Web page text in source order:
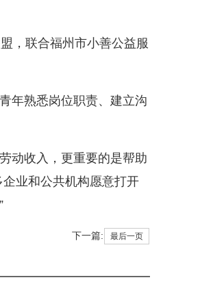
，联合福州市小善公益服
年熟悉岗位职责、建立沟
动收入，更重要的是帮助
业和公共机构愿意打开
下一篇: 最后一页